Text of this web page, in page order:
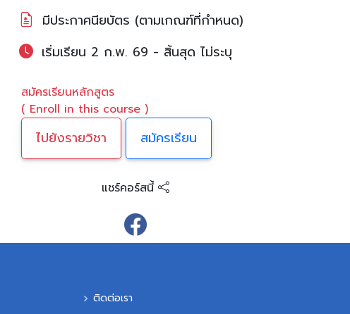
มีประกาศนียบัตร (ตามเกณฑ์ที่กำหนด)
เริ่มเรียน 2 ก.พ. 69 - สิ้นสุด ไม่ระบุ
สมัครเรียนหลักสูตร
( Enroll in this course )
ไปยังรายวิชา สมัครเรียน
แชร์คอร์สนี้
ติดต่อเรา